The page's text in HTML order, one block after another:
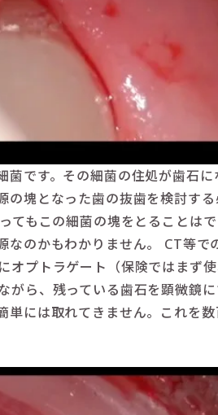
です。その細菌の住処が歯石に
塊となった歯の抜歯を検討す
てもこの細菌の塊をとることは
のかもわかりません。 CT等で
オプトラゲート（保険ではまず
ら、残っている歯石を顕微鏡に
には取れてきません。これを